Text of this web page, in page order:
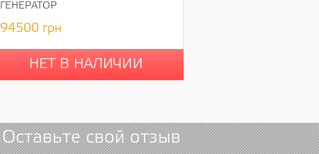
ГЕНЕРАТОР
94500 грн
НЕТ В НАЛИЧИИ
Оставьте свой отзыв